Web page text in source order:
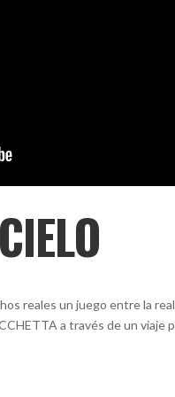
reales un juego entre la
a través de un